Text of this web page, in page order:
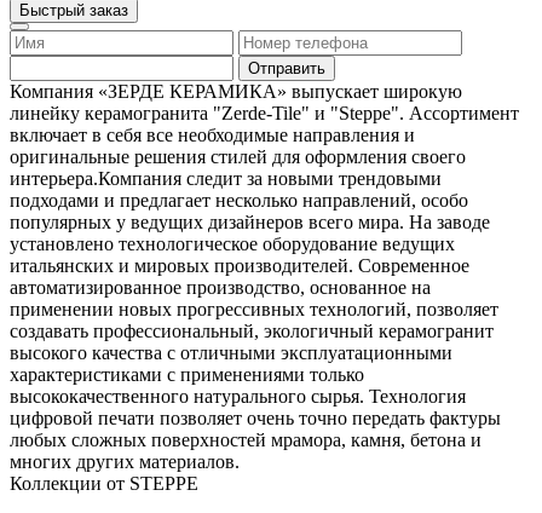
Быстрый заказ
Компания «ЗЕРДЕ КЕРАМИКА» выпускает широкую
линейку керамогранита "Zerde-Tile" и "Steppe". Ассортимент
включает в себя все необходимые направления и
оригинальные решения стилей для оформления своего
интерьера.Компания следит за новыми трендовыми
подходами и предлагает несколько направлений, особо
популярных у ведущих дизайнеров всего мира. На заводе
установлено технологическое оборудование ведущих
итальянских и мировых производителей. Современное
автоматизированное производство, основанное на
применении новых прогрессивных технологий, позволяет
создавать профессиональный, экологичный керамогранит
высокого качества с отличными эксплуатационными
характеристиками с применениями только
высококачественного натурального сырья. Технология
цифровой печати позволяeт очень точно передать фактуры
любых сложных поверхностей мрамора, камня, бетона и
многих других материалов.
Коллекции от STEPPE